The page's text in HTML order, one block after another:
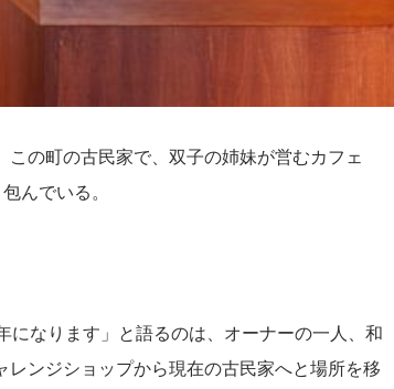
の町の古民家で、双子の姉妹が営むカフェ
んでいる。
になります」と語るのは、オーナーの一人、和
ンジショップから現在の古民家へと場所を移